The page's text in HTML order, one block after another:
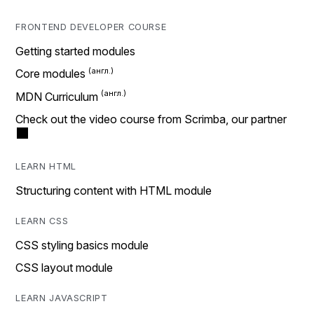
FRONTEND DEVELOPER COURSE
Getting started modules
Core modules
MDN Curriculum
Check out the video course from Scrimba, our partner
LEARN HTML
Structuring content with HTML module
LEARN CSS
CSS styling basics module
CSS layout module
LEARN JAVASCRIPT